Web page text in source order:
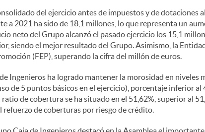
del ejercicio antes de impuestos y de dotaciones
a 2021 ha sido de 18,1 millones, lo que representa un
neto del Grupo alcanzó el pasado ejercicio los 15,1
siendo el mejor resultado del Grupo. Asimismo, la
(FEP), superando la cifra del millón de euros.
Ingenieros ha logrado mantener la morosidad en niveles
de 5 puntos básicos en el ejercicio), porcentaje inferior al
ratio de cobertura se ha situado en el 51,62%, superior al
refuerzo de coberturas por riesgo de crédito.